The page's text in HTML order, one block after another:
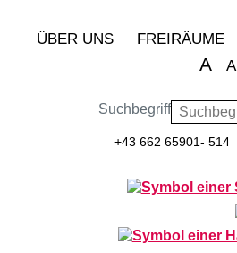
ÜBER UNS FREIRÄUME
A A
Suchbegriff
+43 662 65901- 514